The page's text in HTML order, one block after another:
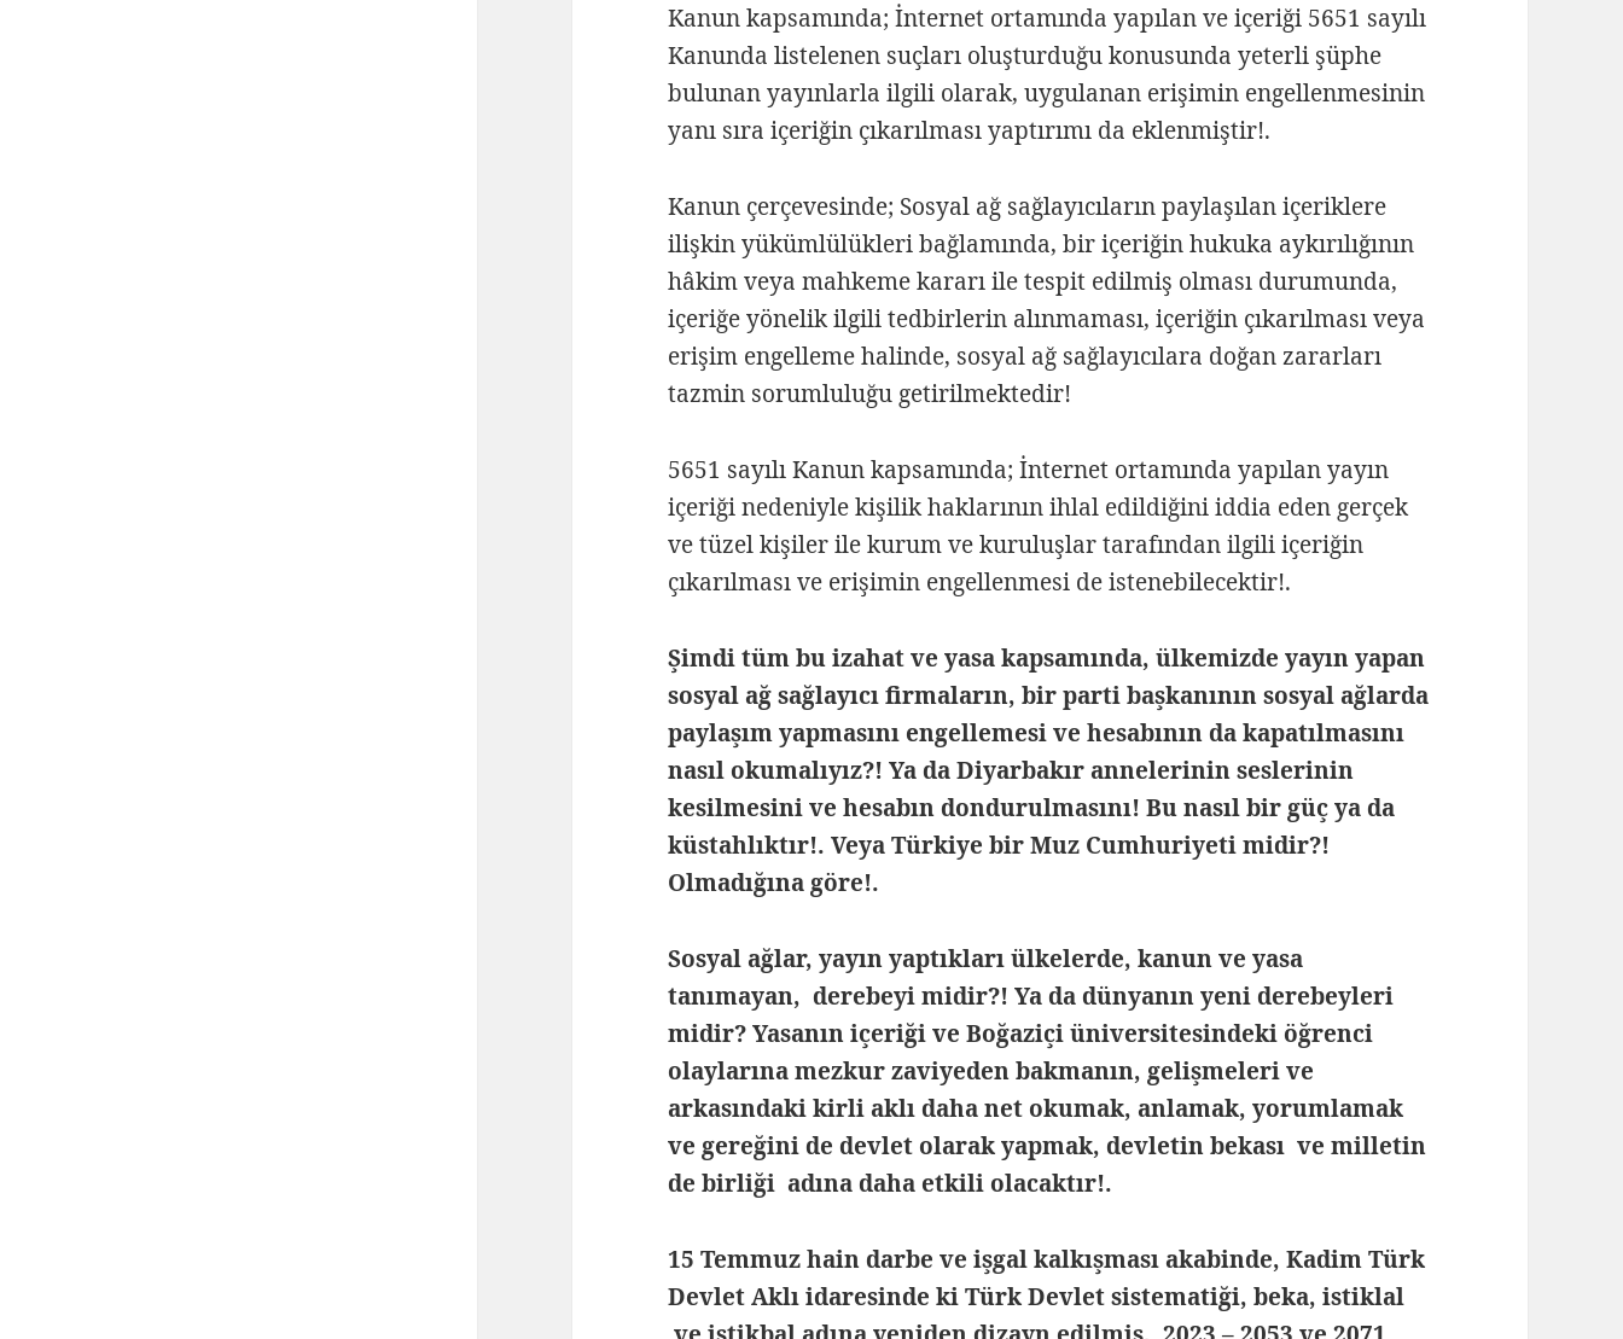
Kanun kapsamında; İnternet ortamında yapılan ve içeriği 5651 sayılı
Kanunda listelenen suçları oluşturduğu konusunda yeterli şüphe
bulunan yayınlarla ilgili olarak, uygulanan erişimin engellenmesinin
yanı sıra içeriğin çıkarılması yaptırımı da eklenmiştir!.
Kanun çerçevesinde; Sosyal ağ sağlayıcıların paylaşılan içeriklere
ilişkin yükümlülükleri bağlamında, bir içeriğin hukuka aykırılığının
hâkim veya mahkeme kararı ile tespit edilmiş olması durumunda,
içeriğe yönelik ilgili tedbirlerin alınmaması, içeriğin çıkarılması veya
erişim engelleme halinde, sosyal ağ sağlayıcılara doğan zararları
tazmin sorumluluğu getirilmektedir!
5651 sayılı Kanun kapsamında; İnternet ortamında yapılan yayın
içeriği nedeniyle kişilik haklarının ihlal edildiğini iddia eden gerçek
ve tüzel kişiler ile kurum ve kuruluşlar tarafından ilgili içeriğin
çıkarılması ve erişimin engellenmesi de istenebilecektir!.
Şimdi tüm bu izahat ve yasa kapsamında, ülkemizde yayın yapan
sosyal ağ sağlayıcı firmaların, bir parti başkanının sosyal ağlarda
paylaşım yapmasını engellemesi ve hesabının da kapatılmasını
nasıl okumalıyız?! Ya da Diyarbakır annelerinin seslerinin
kesilmesini ve hesabın dondurulmasını! Bu nasıl bir güç ya da
küstahlıktır!. Veya Türkiye bir Muz Cumhuriyeti midir?!
Olmadığına göre!.
Sosyal ağlar, yayın yaptıkları ülkelerde, kanun ve yasa
tanımayan, derebeyi midir?! Ya da dünyanın yeni derebeyleri
midir? Yasanın içeriği ve Boğaziçi üniversitesindeki öğrenci
olaylarına mezkur zaviyeden bakmanın, gelişmeleri ve
arkasındaki kirli aklı daha net okumak, anlamak, yorumlamak
ve gereğini de devlet olarak yapmak, devletin bekası ve milletin
de birliği adına daha etkili olacaktır!.
15 Temmuz hain darbe ve işgal kalkışması akabinde, Kadim Türk
Devlet Aklı idaresinde ki Türk Devlet sistematiği, beka, istiklal